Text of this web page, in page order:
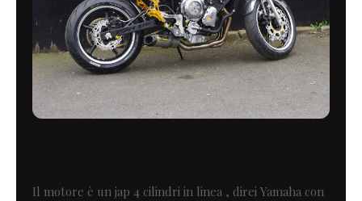
Il motore è un jap 4 cilindri in linea , direi Yamaha con